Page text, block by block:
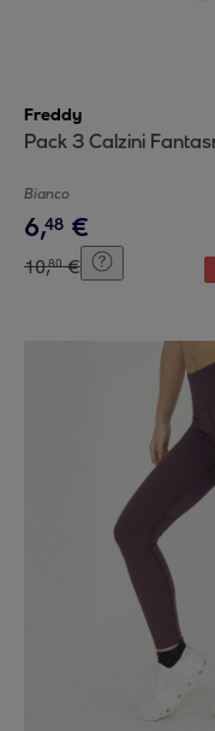
Freddy
Pack 3 Calzini
Bianco
6,48 €
10,80 €